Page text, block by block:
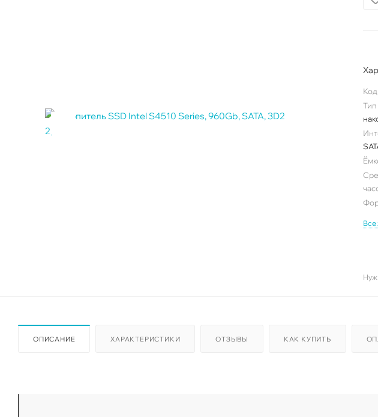
Тип
Все
ОПИСАНИЕ ХАРАКТЕРИСТИКИ ОТЗЫВЫ КАК КУПИТЬ